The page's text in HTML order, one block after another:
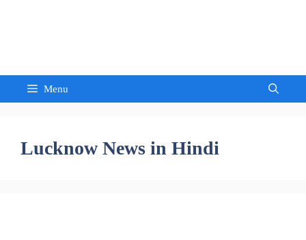
Menu
Lucknow News in Hindi